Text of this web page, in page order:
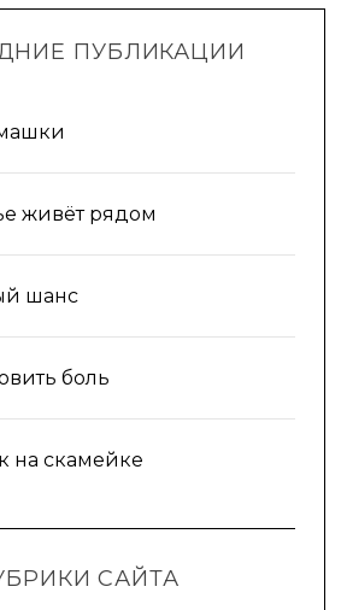
ПУБЛИКАЦИИ
живёт рядом
шанс
боль
на скамейке
САЙТА